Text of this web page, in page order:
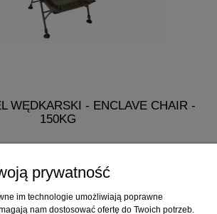
WĘDKARSKI - ENCLAVE CHAIR -
150KG
do koszyka
prywatność
im technologie umożliwiają poprawne
nam dostosować ofertę do Twoich potrzeb.